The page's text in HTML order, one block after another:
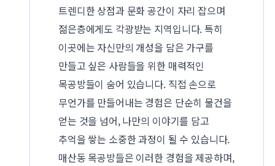
트렌디한 상점과 문화 공간이 자리 잡으며
젊은층에게도 각광받는 지역입니다. 특히
이곳에는 자신만의 개성을 담은 가구를
만들고 싶은 사람들을 위한 매력적인
목공방들이 숨어 있습니다. 직접 손으로
무언가를 만들어내는 경험은 단순히 물건을
얻는 것을 넘어, 나만의 이야기를 담고
추억을 쌓는 소중한 과정이 될 수 있습니다.
매산동 목공방들은 이러한 경험을 제공하며,